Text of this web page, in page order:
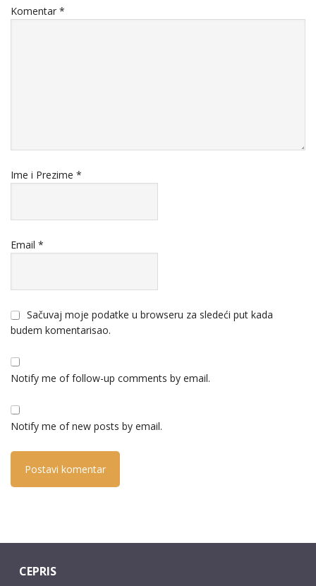
Komentar *
Ime i Prezime *
Email *
Sačuvaj moje podatke u browseru za sledeći put kada
budem komentarisao.
Notify me of follow-up comments by email.
Notify me of new posts by email.
CEPRIS